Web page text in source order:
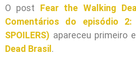
O post Fear the Walking
Comentários do episódio 2:
SPOILERS) apareceu primeiro
Dead Brasil .